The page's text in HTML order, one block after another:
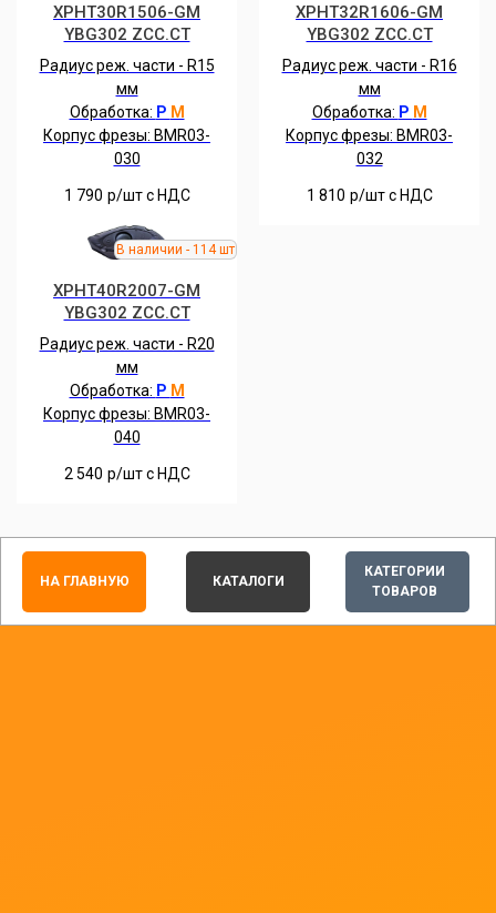
XPHT30R1506-GM
YBG302 ZCC.CT
Радиус реж. части - R15
мм
Обработка: P M
Корпус фрезы: BMR03-
030
1 790 р/шт c НДС
XPHT32R1606-GM
YBG302 ZCC.CT
Радиус реж. части - R16
мм
Обработка: P M
Корпус фрезы: BMR03-
032
1 810 р/шт c НДС
XPHT40R2007-GM
YBG302 ZCC.CT
Радиус реж. части - R20
мм
Обработка: P M
Корпус фрезы: BMR03-
040
2 540 р/шт c НДС
КАТЕГОРИИ
ТОВАРОВ
НА ГЛАВНУЮ КАТАЛОГИ